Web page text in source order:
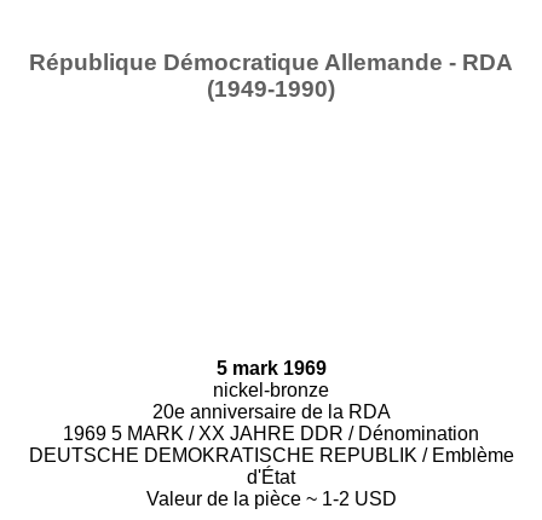
République Démocratique Allemande - RDA
(1949-1990)
5 mark 1969
nickel-bronze
20e anniversaire de la RDA
1969 5 MARK / XX JAHRE DDR / Dénomination
DEUTSCHE DEMOKRATISCHE REPUBLIK / Emblème
d'État
Valeur de la pièce ~ 1-2 USD